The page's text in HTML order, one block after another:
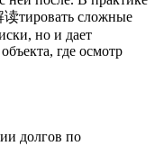
读тировать сложные
но и дает
где осмотр
долгов по